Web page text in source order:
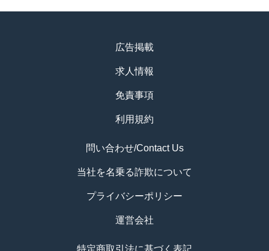
広告掲載
求人情報
免責事項
利用規約
問い合わせ/Contact Us
当社を名乗る詐欺について
プライバシーポリシー
運営会社